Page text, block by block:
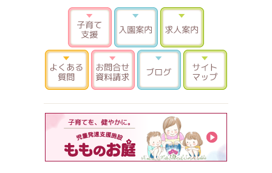
子育て支援入園案内
よくある質問お問合せ 資料請求
ブログ